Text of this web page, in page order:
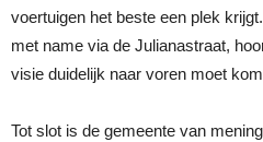
voertuigen het beste een plek
met name via de Julianastraat,
visie duidelijk naar voren moet
Tot slot is de gemeente van